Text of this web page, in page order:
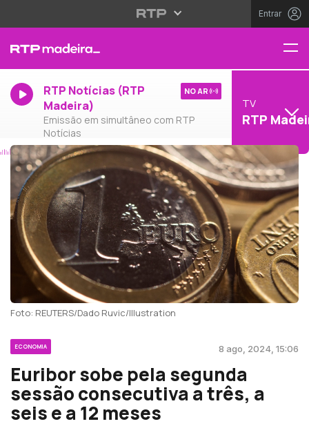
Entrar
RTP Notícias (RTP
Madeira)
Emissão em simultâneo com RTP
Notícias
NO AR
TV
RTP
Foto: REUTERS/Dado Ruvic/Illustration
ECONOMIA 8 ago, 2024, 15:06
Euribor sobe pela segunda
sessão consecutiva a três, a
seis e a 12 meses